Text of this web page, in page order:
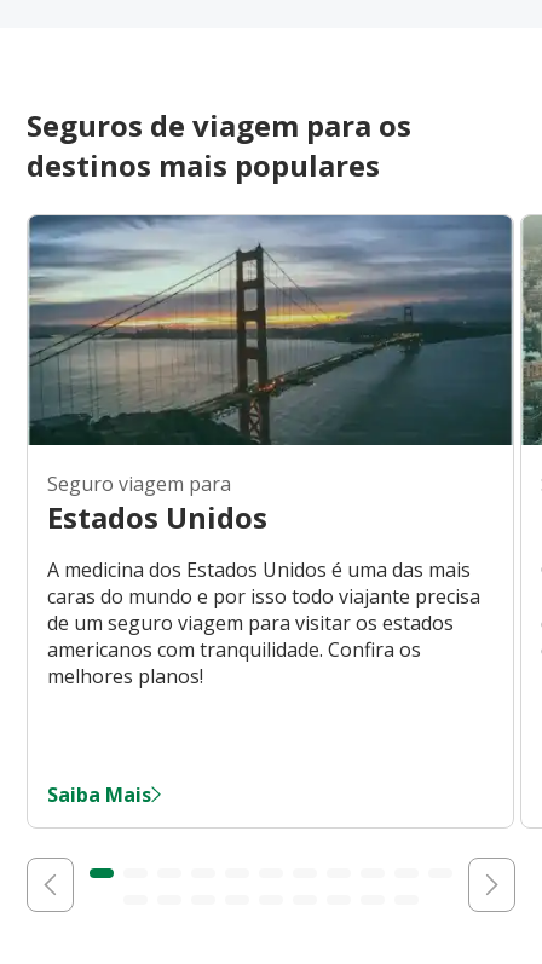
Seguros de viagem para os
destinos mais populares
Seguro viagem para
Estados Unidos
A medicina dos Estados Unidos é uma das mais
caras do mundo e por isso todo viajante precisa
de um seguro viagem para visitar os estados
americanos com tranquilidade. Confira os
melhores planos!
Saiba Mais